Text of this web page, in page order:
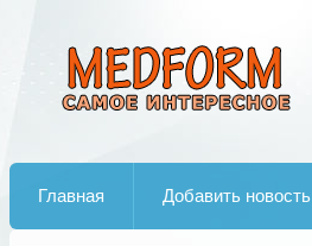
Главная Добавить новость